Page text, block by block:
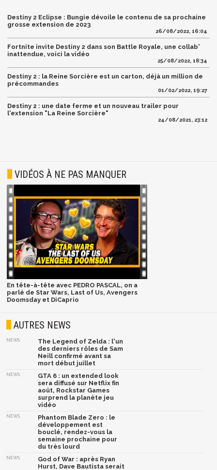
Destiny 2 Eclipse : Bungie dévoile le contenu de sa prochaine
grosse extension de 2023
26/08/2022, 16:04
Fortnite invite Destiny 2 dans son Battle Royale, une collab'
inattendue, voici la vidéo
25/08/2022, 18:34
Destiny 2 : la Reine Sorcière est un carton, déjà un million de
précommandes
01/02/2022, 19:27
Destiny 2 : une date ferme et un nouveau trailer pour
l'extension "La Reine Sorcière"
24/08/2021, 23:12
VIDÉOS À NE PAS MANQUER
En tête-à-tête avec PEDRO PASCAL, on a
parlé de Star Wars, Last of Us, Avengers
Doomsday et DiCaprio
AUTRES NEWS
NEWS
The Legend of Zelda : l'un
des derniers rôles de Sam
Neill confirmé avant sa
mort début juillet
NEWS
GTA 6 : un extended look
sera diffusé sur Netflix fin
août, Rockstar Games
surprend la planète jeu
vidéo
NEWS
Phantom Blade Zero : le
développement est
bouclé, rendez-vous la
semaine prochaine pour
du très lourd
NEWS
God of War : après Ryan
Hurst, Dave Bautista serait